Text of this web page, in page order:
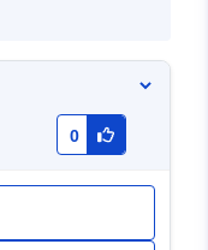
0